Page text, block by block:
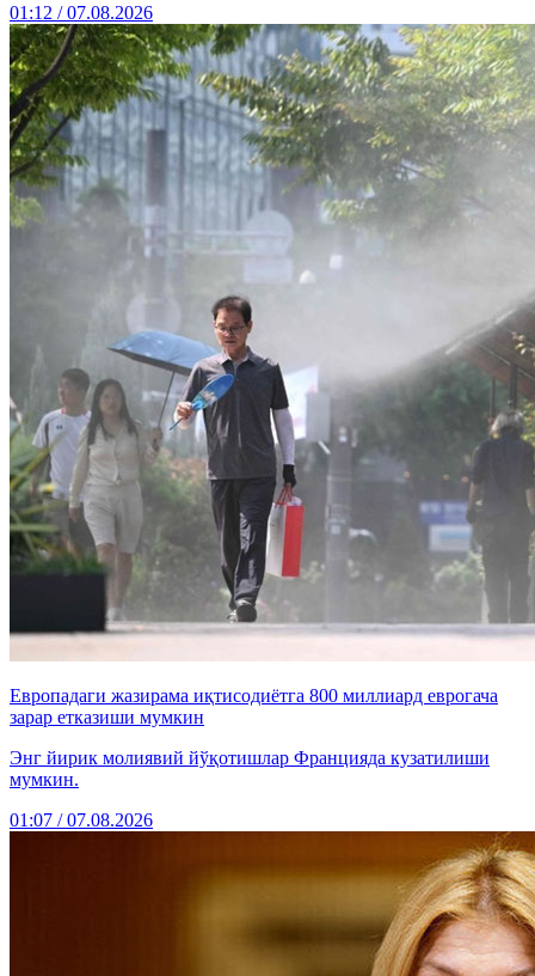
01:12 / 07.08.2026
Европадаги жазирама иқтисодиётга 800 миллиард еврогача
зарар етказиши мумкин
Энг йирик молиявий йўқотишлар Францияда кузатилиши
мумкин.
01:07 / 07.08.2026